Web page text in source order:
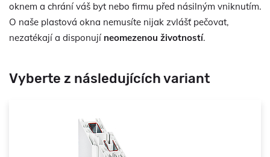
oknem a chrání váš byt nebo firmu před násilným vniknutím.
O naše plastová okna nemusíte nijak zvlášť pečovat,
nezatékají a disponují neomezenou životností.
Vyberte z následujících variant